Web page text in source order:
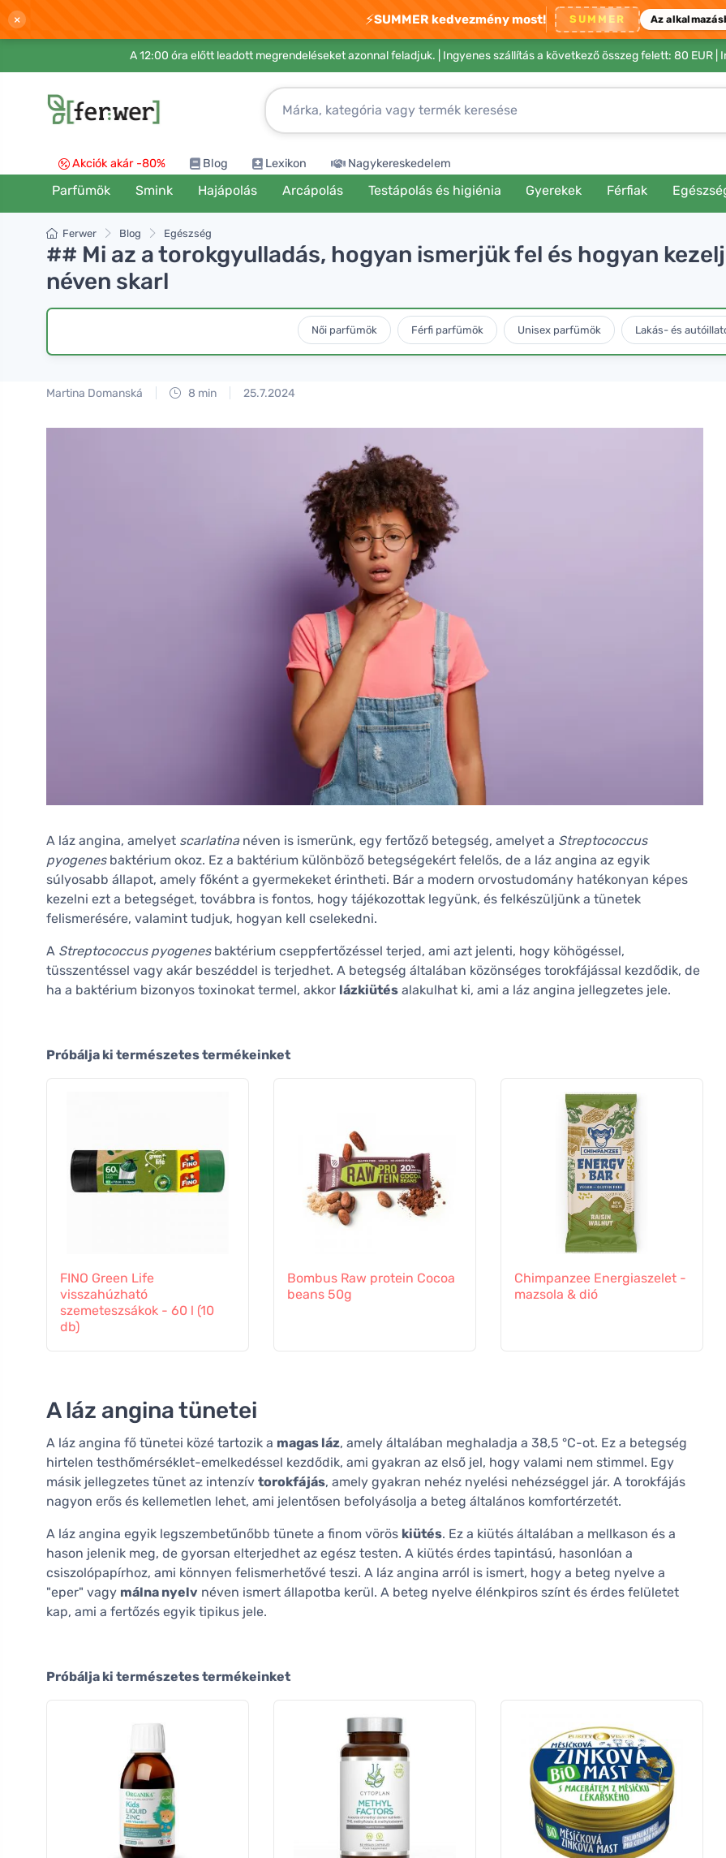
× ⚡SUMMER kedvezmény most! SUMMER Az
A 12:00 óra előtt leadott megrendeléseket azonnal feladjuk. | Ingyenes szállítás a következő összeg felett: 80 EUR |
Akciók akár -80% Blog Lexikon Nagykereskedelem
Parfümök Smink Hajápolás Arcápolás Testápolás és higiénia Gyerekek Férfiak
Ferwer Blog Egészség
## Mi az a torokgyulladás, hogyan ismerjük fel és hogyan
néven skarl
Női parfümök Férfi parfümök Unisex parfümök Lakás- és
Martina Domanská 8 min 25.7.2024
A láz angina, amelyet scarlatinanéven is ismerünk, egy fertőző betegség, amelyet a Streptococcus
pyogenesbaktérium okoz. Ez a baktérium különböző betegségekért felelős, de a láz angina az egyik
súlyosabb állapot, amely főként a gyermekeket érintheti. Bár a modern orvostudomány hatékonyan képes
kezelni ezt a betegséget, továbbra is fontos, hogy tájékozottak legyünk, és felkészüljünk a tünetek
felismerésére, valamint tudjuk, hogyan kell cselekedni.
A Streptococcus pyogenesbaktérium cseppfertőzéssel terjed, ami azt jelenti, hogy köhögéssel,
tüsszentéssel vagy akár beszéddel is terjedhet. A betegség általában közönséges torokfájással kezdődik, de
ha a baktérium bizonyos toxinokat termel, akkor lázkiütés alakulhat ki, ami a láz angina jellegzetes jele.
Próbálja ki természetes termékeinket
FINO Green Life
visszahúzható
szemeteszsákok - 60 l (10
db)
Bombus Raw protein Cocoa
beans 50g
Chimpanzee Energiaszelet -
mazsola & dió
A láz angina tünetei
A láz angina fő tünetei közé tartozik a magas láz, amely általában meghaladja a 38,5 °C-ot. Ez a betegség
hirtelen testhőmérséklet-emelkedéssel kezdődik, ami gyakran az első jel, hogy valami nem stimmel. Egy
másik jellegzetes tünet az intenzív torokfájás, amely gyakran nehéz nyelési nehézséggel jár. A torokfájás
nagyon erős és kellemetlen lehet, ami jelentősen befolyásolja a beteg általános komfortérzetét.
A láz angina egyik legszembetűnőbb tünete a finom vörös kiütés. Ez a kiütés általában a mellkason és a
hason jelenik meg, de gyorsan elterjedhet az egész testen. A kiütés érdes tapintású, hasonlóan a
csiszolópapírhoz, ami könnyen felismerhetővé teszi. A láz angina arról is ismert, hogy a beteg nyelve a
"eper" vagy málna nyelv néven ismert állapotba kerül. A beteg nyelve élénkpiros színt és érdes felületet
kap, ami a fertőzés egyik tipikus jele.
Próbálja ki természetes termékeinket